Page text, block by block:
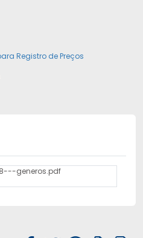
Registro de Preços
generos.pdf